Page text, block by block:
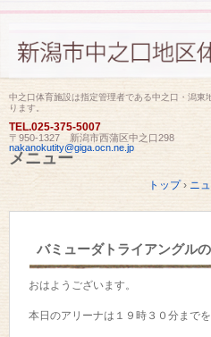
中之口体育施設は指定管理者である中之口・潟
ります。
TEL.025-375-5007
〒950-1327 新潟市西蒲区中之口298
nakanokutity@giga.ocn.ne.jp
メニュー
トップ › ニ
バミューダトライアングルの
おはようございます。
本日のアリーナは１９時３０分までを